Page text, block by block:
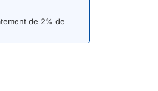
de 2% de